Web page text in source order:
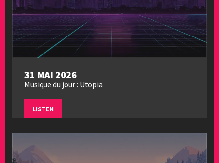
31 MAI 2026
Musique du jour : Utopia
LISTEN